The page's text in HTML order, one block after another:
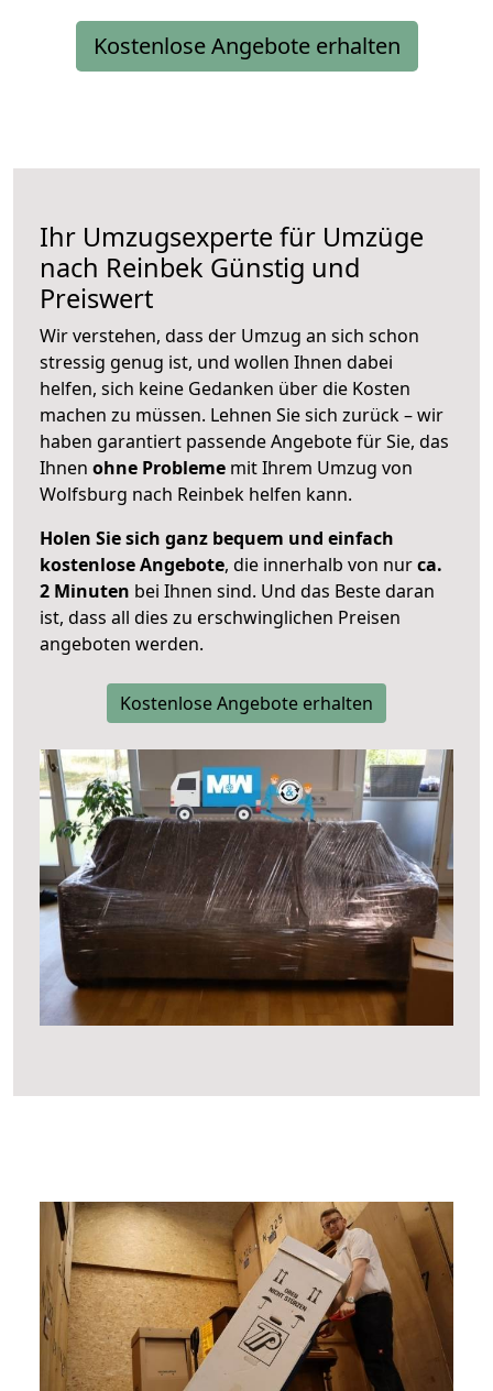
Kostenlose Angebote erhalten
Ihr Umzugsexperte für Umzüge
nach Reinbek Günstig und
Preiswert
Wir verstehen, dass der Umzug an sich schon
stressig genug ist, und wollen Ihnen dabei
helfen, sich keine Gedanken über die Kosten
machen zu müssen. Lehnen Sie sich zurück – wir
haben garantiert passende Angebote für Sie, das
Ihnen ohne Probleme mit Ihrem Umzug von
Wolfsburg nach Reinbek helfen kann.
Holen Sie sich ganz bequem und einfach
kostenlose Angebote, die innerhalb von nurca.
2 Minuten bei Ihnen sind. Und das Beste daran
ist, dass all dies zu erschwinglichen Preisen
angeboten werden.
Kostenlose Angebote erhalten